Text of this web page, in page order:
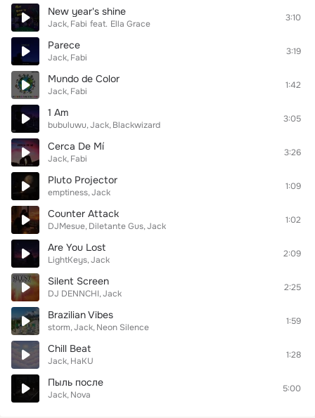
New year's shine
Jack Fabi feat. Ella Grace
3:10
Parece
Jack Fabi
3:19
Mundo de Color
Jack Fabi
1:42
1 Am
bubuluwu Jack Blackwizard
3:05
Cerca De Mí
Jack Fabi
3:26
Pluto Projector
emptiness Jack
1:09
Counter Attack
DJMesue Diletante Gus Jack
1:02
Are You Lost
LightKeys Jack
2:09
Silent Screen
DJ DENNCHI Jack
2:25
Brazilian Vibes
storm Jack Neon Silence
1:59
Chill Beat
Jack HaKU
1:28
Пыль после
Jack Nova
5:00